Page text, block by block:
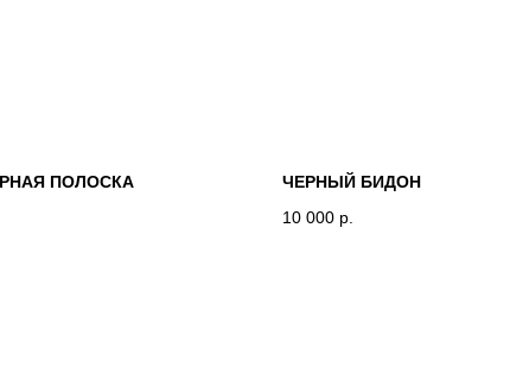
ПОЛОСКА
ЧЕРНЫЙ БИДОН
10 000 р.